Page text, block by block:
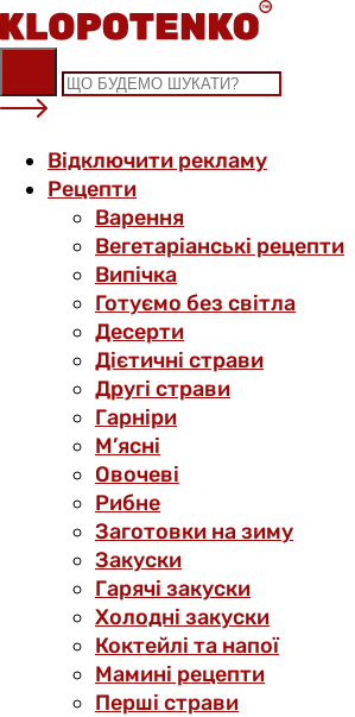
Skip
to
content
Відключити рекламу
Рецепти
Варення
Вегетаріанські рецепти
Випічка
Готуємо без світла
Десерти
Дієтичні страви
Другі страви
Гарніри
М’ясні
Овочеві
Рибне
Заготовки на зиму
Закуски
Гарячі закуски
Холодні закуски
Коктейлі та напої
Мамині рецепти
Перші страви